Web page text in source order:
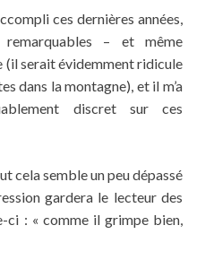
ces dernières années,
– et même
(il serait évidemment ridicule
dans la montagne), et il m’a
discret sur ces
cela semble un peu dépassé
gardera le lecteur des
ci : « comme il grimpe bien,